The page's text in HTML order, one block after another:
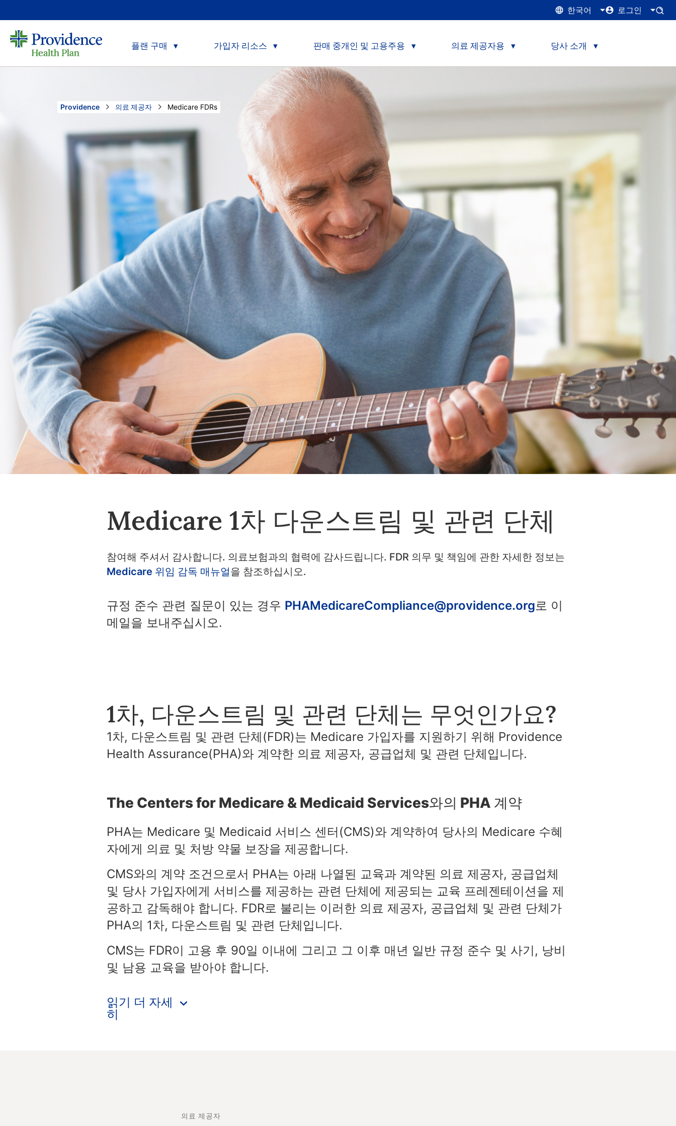
한국어 로그인
플랜 구매 가입자 리소스 판매 중개인 및 고용주용 의료 제공자용 당사 소개
Providence 의료 제공자 Current:
Medicare FDRs
Medicare 1차 다운스트림 및 관련 단체
참여해 주셔서 감사합니다. 의료보험과의 협력에 감사드립니다. FDR 의무 및 책임에 관한 자세한 정보는
Medicare 위임 감독 매뉴얼을 참조하십시오.
규정 준수 관련 질문이 있는 경우 PHAMedicareCompliance@providence.org로 이
메일을 보내주십시오.
1차, 다운스트림 및 관련 단체는 무엇인가요?
1차, 다운스트림 및 관련 단체(FDR)는 Medicare 가입자를 지원하기 위해 Providence
Health Assurance(PHA)와 계약한 의료 제공자, 공급업체 및 관련 단체입니다.
The Centers for Medicare & Medicaid Services와의 PHA 계약
PHA는 Medicare 및 Medicaid 서비스 센터(CMS)와 계약하여 당사의 Medicare 수혜
자에게 의료 및 처방 약물 보장을 제공합니다.
CMS와의 계약 조건으로서 PHA는 아래 나열된 교육과 계약된 의료 제공자, 공급업체
및 당사 가입자에게 서비스를 제공하는 관련 단체에 제공되는 교육 프레젠테이션을 제
공하고 감독해야 합니다. FDR로 불리는 이러한 의료 제공자, 공급업체 및 관련 단체가
PHA의 1차, 다운스트림 및 관련 단체입니다.
CMS는 FDR이 고용 후 90일 이내에 그리고 그 이후 매년 일반 규정 준수 및 사기, 낭비
및 남용 교육을 받아야 합니다.
읽기
의료 제공자